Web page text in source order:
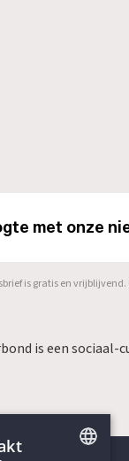
met onze
is gratis en
is een sociaal-